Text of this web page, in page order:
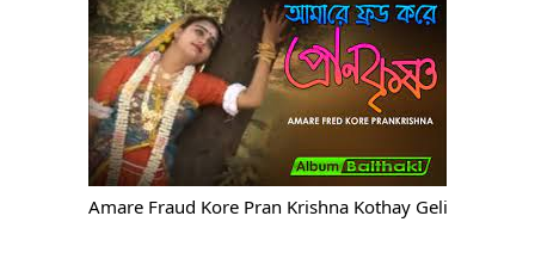
Amare Fraud Kore Pran Krishna Kothay Geli